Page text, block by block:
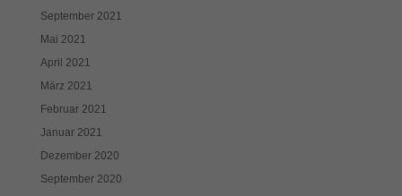
September 2021
Mai 2021
April 2021
März 2021
Februar 2021
Januar 2021
Dezember 2020
September 2020